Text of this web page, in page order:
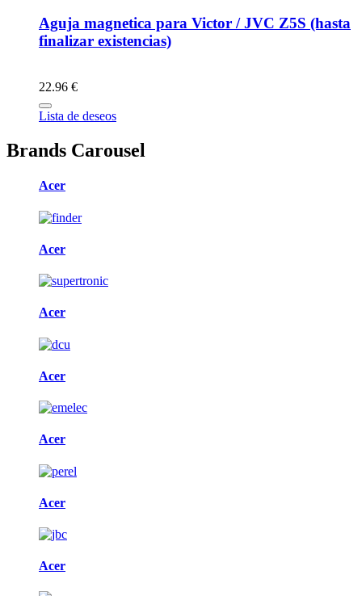
Aguja magnetica para Victor / JVC Z5S (hasta
finalizar existencias)
22.96 €
Lista de deseos
Brands Carousel
Acer
Acer
Acer
Acer
Acer
Acer
Acer